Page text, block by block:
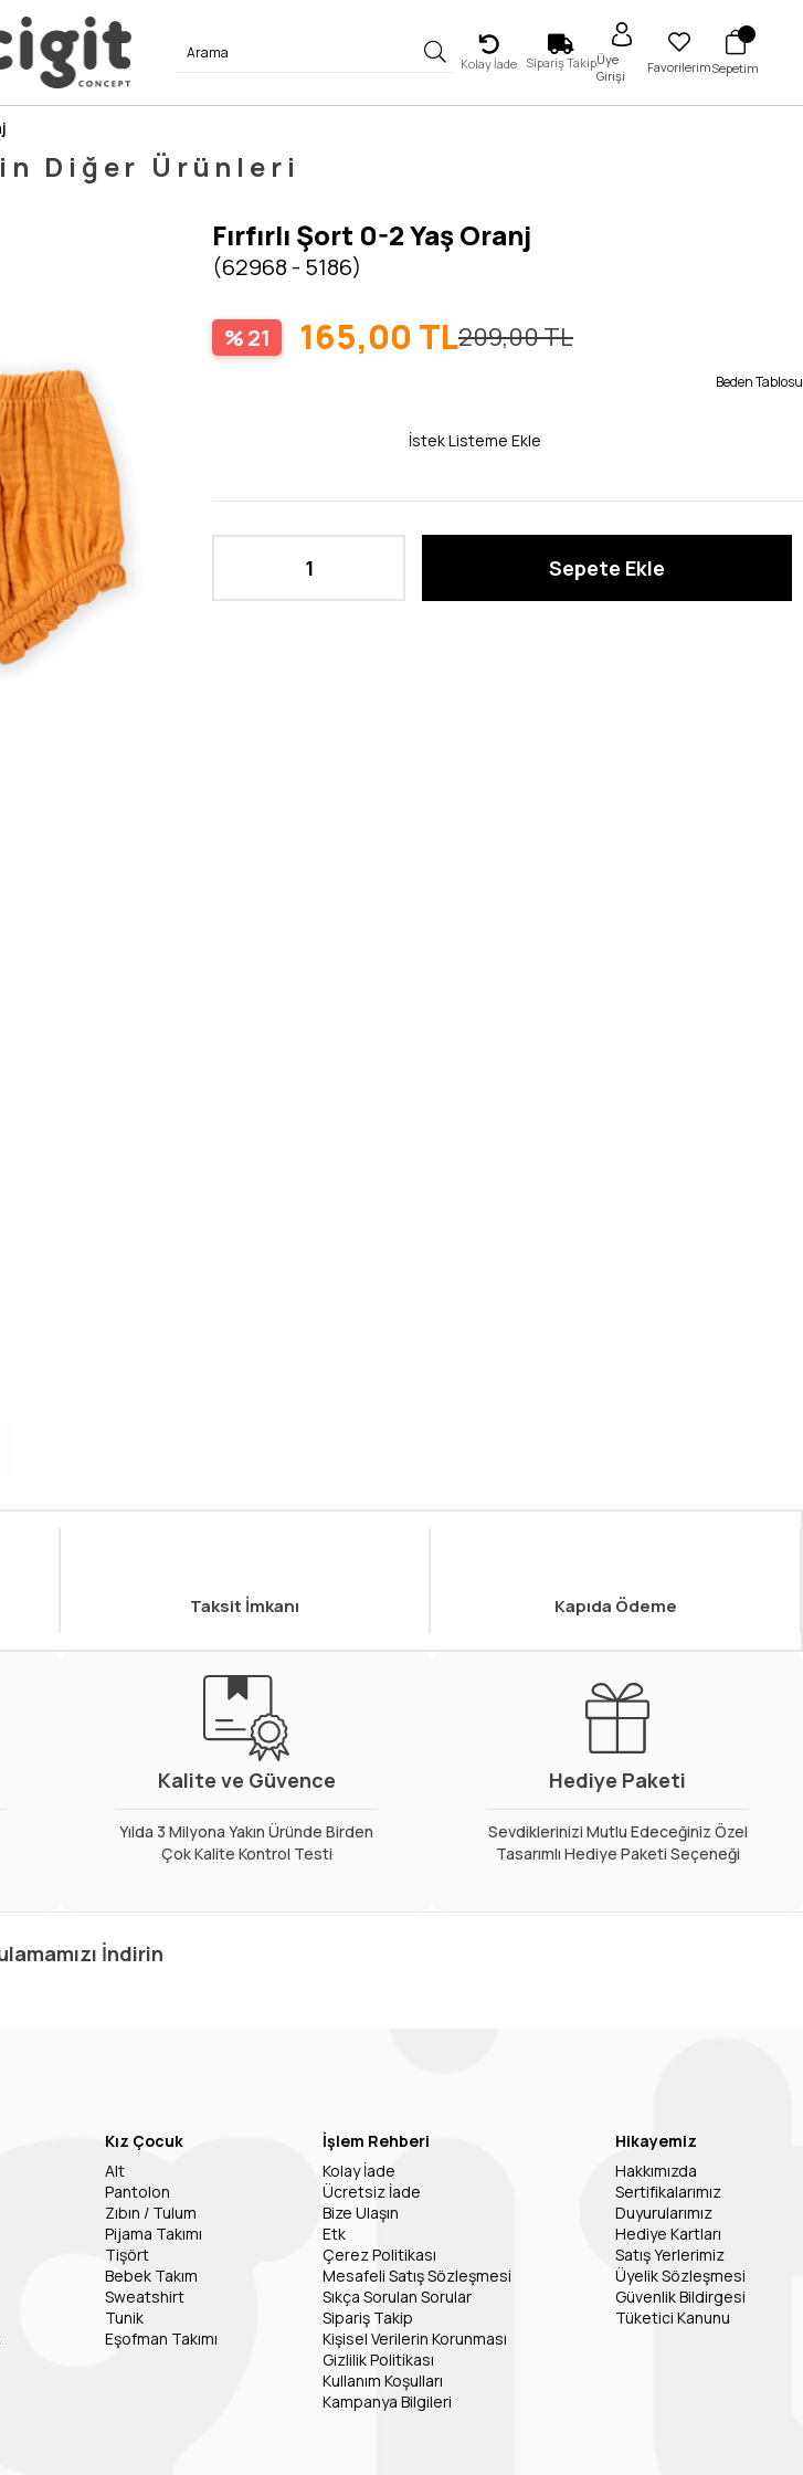
Kolay İade Sipariş TakipÜye
Girişi
FavorilerimSepetim
Diğer Ürünleri
Fırfırlı Şort 0-2 Yaş Oranj
(62968 - 5186)
21 209,00 TL
165,00 TL
Beden Tablosu
İstek Listeme Ekle
Taksit İmkanı Kapıda Ödeme
Kalite ve Güvence
Yılda 3 Milyona Yakın Üründe Birden
Çok Kalite Kontrol Testi
Hediye Paketi
Sevdiklerinizi Mutlu Edeceğiniz Özel
Tasarımlı Hediye Paketi Seçeneği
İndirin
Kız Çocuk
Alt
Pantolon
Zıbın / Tulum
Pijama Takımı
Tişört
Bebek Takım
Sweatshirt
Tunik
Eşofman Takımı
İşlem Rehberi
Kolay İade
Ücretsiz İade
Bize Ulaşın
Etk
Çerez Politikası
Mesafeli Satış Sözleşmesi
Sıkça Sorulan Sorular
Sipariş Takip
Kişisel Verilerin Korunması
Gizlilik Politikası
Kullanım Koşulları
Kampanya Bilgileri
Hikayemiz
Hakkımızda
Sertifikalarımız
Duyurularımız
Hediye Kartları
Satış Yerlerimiz
Üyelik Sözleşmesi
Güvenlik Bildirgesi
Tüketici Kanunu